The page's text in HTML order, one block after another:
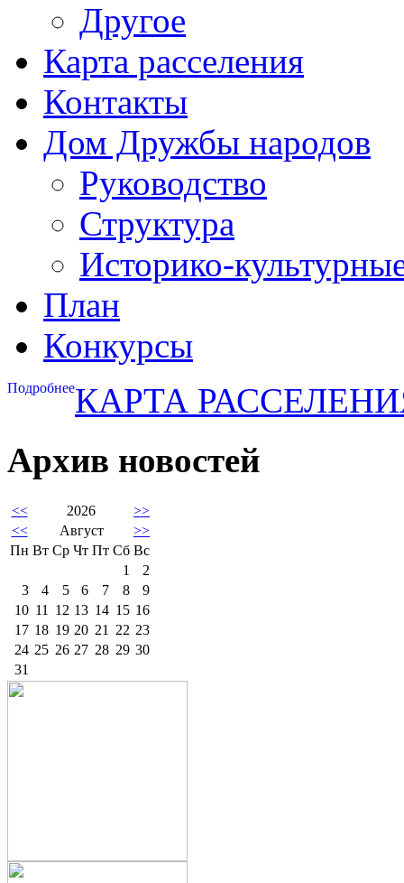
Другое
Карта расселения
Контакты
Дом Дружбы народов
Руководство
Структура
Историко-
План
Конкурсы
КАРТА
Подробнее
Архив новостей
<< 2026
>>
<<
Август
>>
Пн Вт Ср Чт Пт Сб Вс
1
2
3
4 5 6 7 8
9
10 11 12 13 14 15 16
17 18 19 20 21 22 23
24 25 26 27 28 29 30
31